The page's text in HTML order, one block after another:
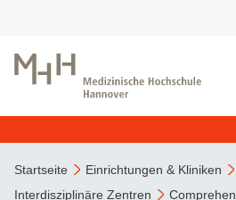
Startseite
Einrichtungen & Kliniken
Interdisziplinäre Zentren